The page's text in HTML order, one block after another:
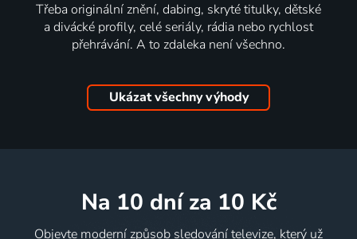
Třeba originální znění, dabing, skryté titulky, dětské
a divácké profily, celé seriály, rádia nebo rychlost
přehrávání. A to zdaleka není všechno.
Ukázat všechny výhody
na 10 dní za 10 Kč
Objevte moderní způsob sledování televize, který už